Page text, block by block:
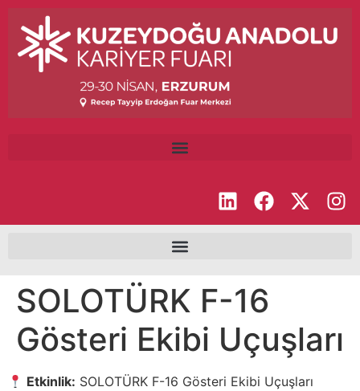
SOLOTÜRK F-16
Gösteri Ekibi Uçuşları
Etkinlik: SOLOTÜRK F-16 Gösteri Ekibi Uçuşları